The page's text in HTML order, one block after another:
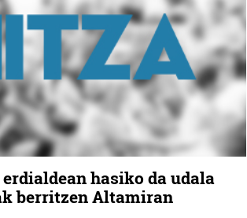
hasiko da udala
berritzen Altamiran